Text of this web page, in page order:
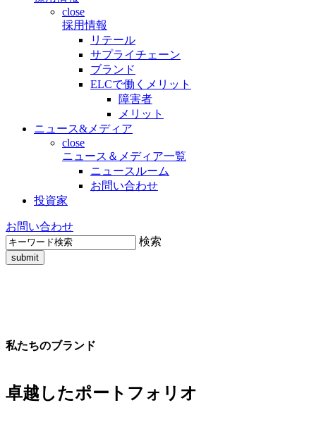
close
採用情報
リテール
サプライチェーン
ブランド
ELCで働くメリット
障害者
メリット
ニュース&メディア
close
ニュース＆メディア一覧
ニュースルーム
お問い合わせ
投資家
お問い合わせ
検索
私たちのブランド
卓越したポートフォリオ